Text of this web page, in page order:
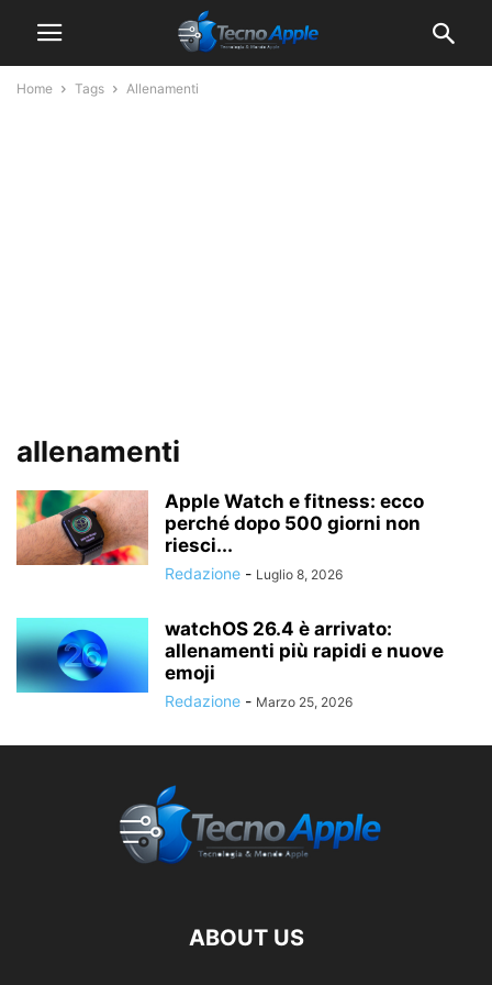
Home Tags Allenamenti
allenamenti
Apple Watch e fitness: ecco
perché dopo 500 giorni non
riesci...
Redazione - Luglio 8, 2026
watchOS 26.4 è arrivato:
allenamenti più rapidi e nuove
emoji
Redazione - Marzo 25, 2026
ABOUT US